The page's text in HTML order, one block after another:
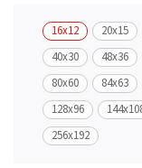
16x12 20x15
40x30
48x36
80x60
84x63
128x96
256x192